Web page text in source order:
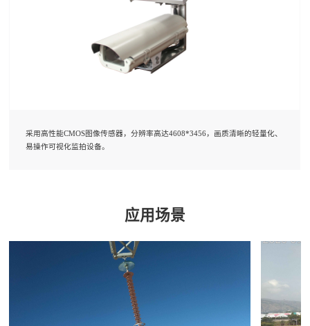
采用高性能CMOS图像传感器，分辨率高达4608*3456，画质清晰的轻量化、
易操作可视化监拍设备。
应用场景